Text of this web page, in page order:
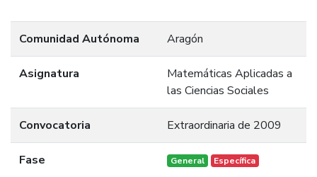
Comunidad Autónoma Aragón
Asignatura
Matemáticas Aplicadas a
las Ciencias Sociales
Convocatoria Extraordinaria de 2009
Fase General Específica